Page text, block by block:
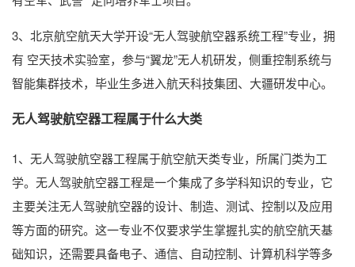
3、北京航空航天大学开设“无人驾驶航空器系统工程”专业，拥
有 空天技术实验室，参与“翼龙”无人机研发，侧重控制系统与
智能集群技术，毕业生多进入航天科技集团、大疆研发中心。
无人驾驶航空器工程属于什么大类
1、无人驾驶航空器工程属于航空航天类专业，所属门类为工
学。无人驾驶航空器工程是一个集成了多学科知识的专业，它
主要关注无人驾驶航空器的设计、制造、测试、控制以及应用
等方面的研究。这一专业不仅要求学生掌握扎实的航空航天基
础知识，还需要具备电子、通信、自动控制、计算机科学等多